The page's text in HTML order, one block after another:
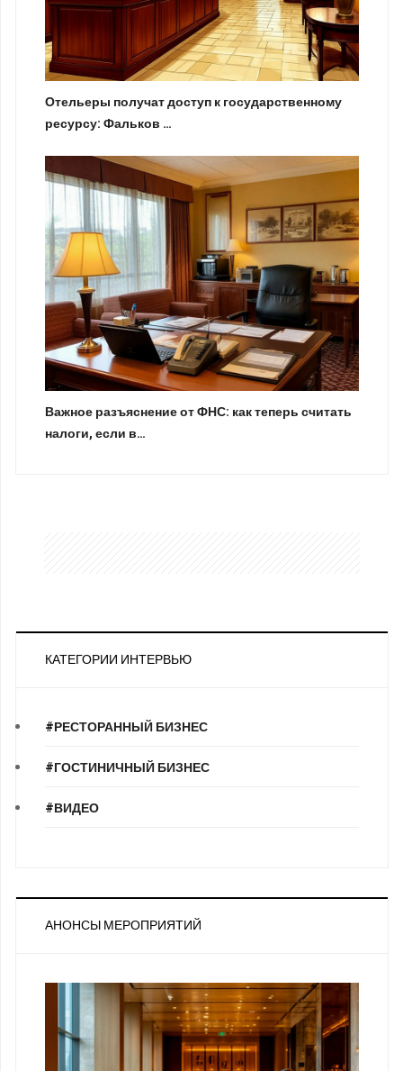
Отельеры получат доступ к государственному
ресурсу: Фальков …
Важное разъяснение от ФНС: как теперь считать
налоги, если в…
КАТЕГОРИИ ИНТЕРВЬЮ
#РЕСТОРАННЫЙ БИЗНЕС
#ГОСТИНИЧНЫЙ БИЗНЕС
#ВИДЕО
АНОНСЫ МЕРОПРИЯТИЙ